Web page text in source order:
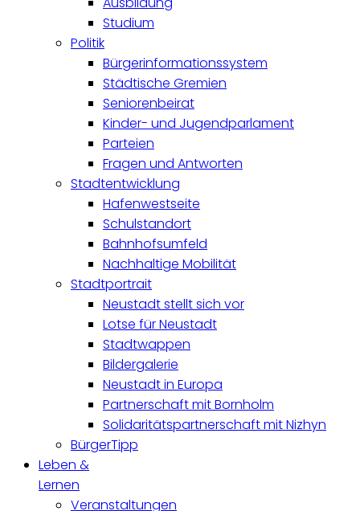
Studium
Politik
Bürgerinformationssystem
Städtische Gremien
Seniorenbeirat
Kinder- und Jugendparlament
Parteien
Fragen und Antworten
Stadtentwicklung
Hafenwestseite
Schulstandort
Bahnhofsumfeld
Nachhaltige Mobilität
Stadtportrait
Neustadt stellt sich vor
Lotse für Neustadt
Stadtwappen
Bildergalerie
Neustadt in Europa
Partnerschaft mit Bornholm
Solidaritätspartnerschaft mit Nizhyn
BürgerTipp
Leben &
Lernen
Veranstaltungen